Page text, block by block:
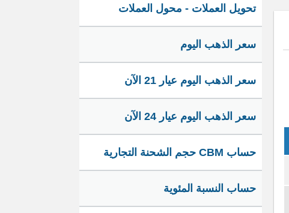
تحويل العملات - محول العملات
سعر الذهب اليوم
سعر الذهب اليوم عيار 21 الآن
سعر الذهب اليوم عيار 24 الآن
حساب CBM حجم الشحنة التجارية
حساب النسبة المئوية